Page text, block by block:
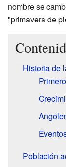
nombre se
"primavera de
Historia de
Población